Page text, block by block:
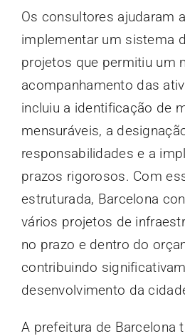
Os consultores ajudaram
implementar um sistema
projetos que permitiu um
acompanhamento das
incluiu a identificação de
mensuráveis, a
responsabilidades e a
prazos rigorosos. Com
estruturada, Barcelona
vários projetos de
no prazo e dentro do
contribuindo
desenvolvimento da
A prefeitura de Barcelona